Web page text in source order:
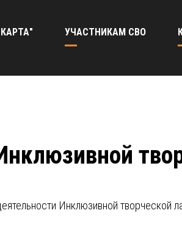
УЧАСТНИКАМ СВО
Инклюзивной творческой